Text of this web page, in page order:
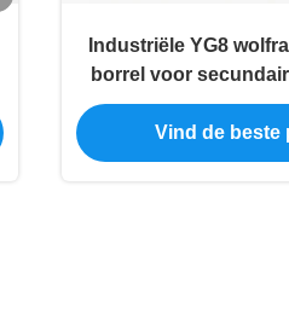
Industriële YG8
borrel voor secundair
slijpen
Vind de beste